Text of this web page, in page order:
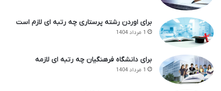
برای اوردن رشته پرستاری چه رتبه ای لازم است
1 مرداد 1404
برای دانشگاه فرهنگیان چه رتبه ای لازمه
1 مرداد 1404